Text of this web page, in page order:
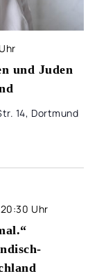
und Juden
14, Dortmund
20:30 Uhr